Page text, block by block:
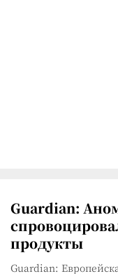
Guardian:
продукты
Guardian: